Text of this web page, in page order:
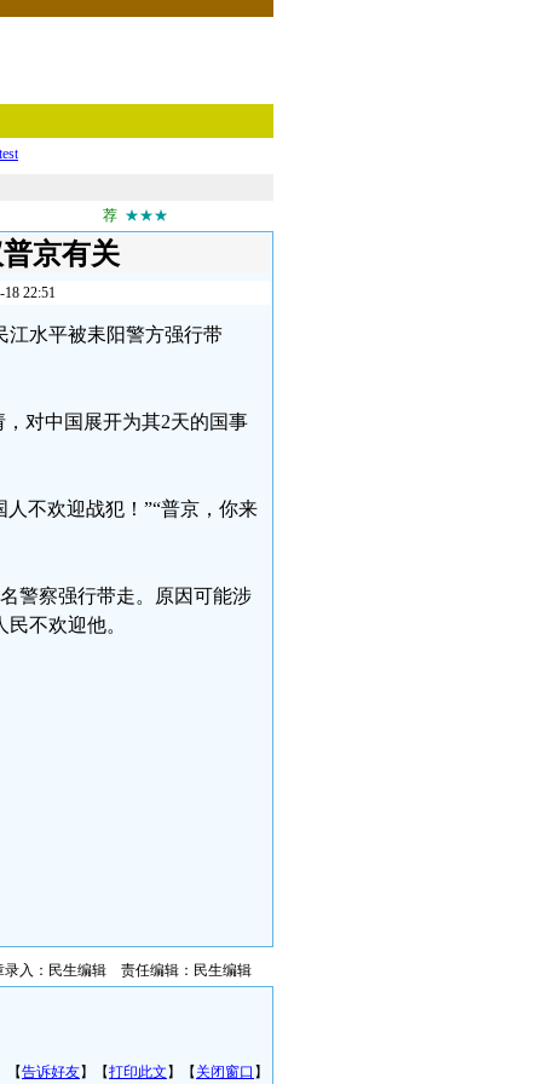
test
荐 ★★★
京有关
22:51
江水平被耒阳警方强行带
对中国展开为其2天的国事
不欢迎战犯！”“普京，你来
警察强行带走。原因可能涉
不欢迎他。
录入：民生编辑 责任编辑：民生编辑
【告诉好友】【打印此文 】【 关闭窗口 】